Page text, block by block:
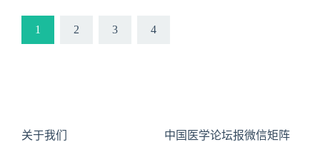
1 2 3 4
关于我们 中国医学论坛报微信矩阵